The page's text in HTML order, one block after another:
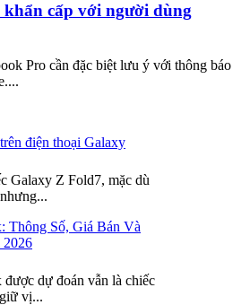
cấp với người dùng
Pro cần đặc biệt lưu ý với thông báo
điện thoại Galaxy
Galaxy Z Fold7, mặc dù
Thông Số, Giá Bán Và
2026
được dự đoán vẫn là chiếc
vị...